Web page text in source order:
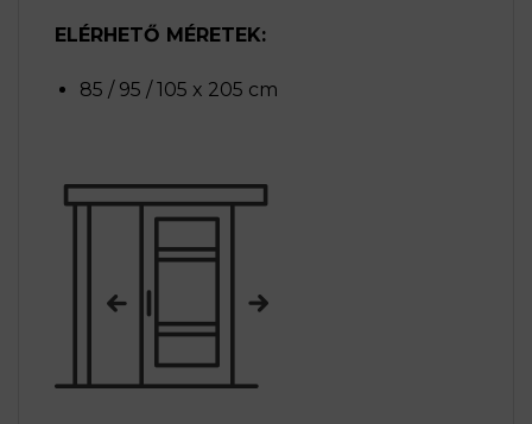
ELÉRHETŐ MÉRETEK:
85 / 95 / 105 x 205 cm